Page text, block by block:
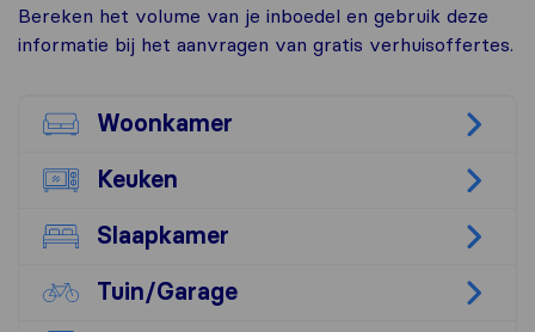
Bereken het volume van je inboedel en gebruik deze
informatie bij het aanvragen van gratis verhuisoffertes.
Woonkamer
Keuken
Slaapkamer
Tuin/Garage